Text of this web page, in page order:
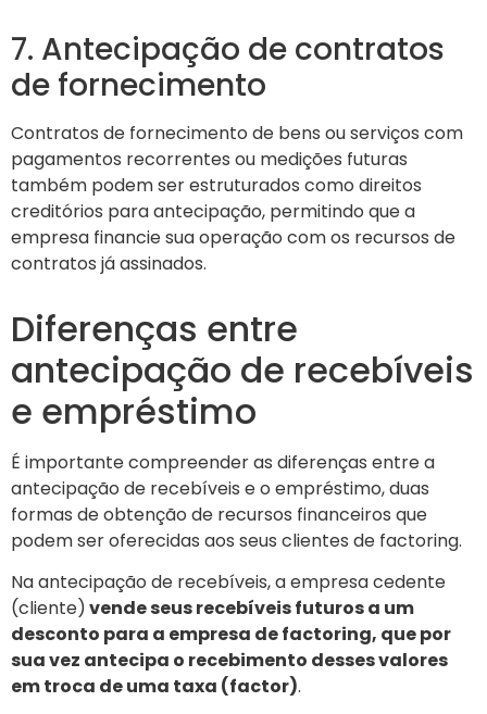
7. Antecipação de contratos
de fornecimento
Contratos de fornecimento de bens ou serviços com
pagamentos recorrentes ou medições futuras
também podem ser estruturados como direitos
creditórios para antecipação, permitindo que a
empresa financie sua operação com os recursos de
contratos já assinados.
Diferenças entre
antecipação de recebíveis
e empréstimo
É importante compreender as diferenças entre a
antecipação de recebíveis e o empréstimo, duas
formas de obtenção de recursos financeiros que
podem ser oferecidas aos seus clientes de factoring.
Na antecipação de recebíveis, a empresa cedente
(cliente)vende seus recebíveis futuros a um
desconto para a empresa de factoring, que por
sua vez antecipa o recebimento desses valores
em troca de uma taxa (factor).